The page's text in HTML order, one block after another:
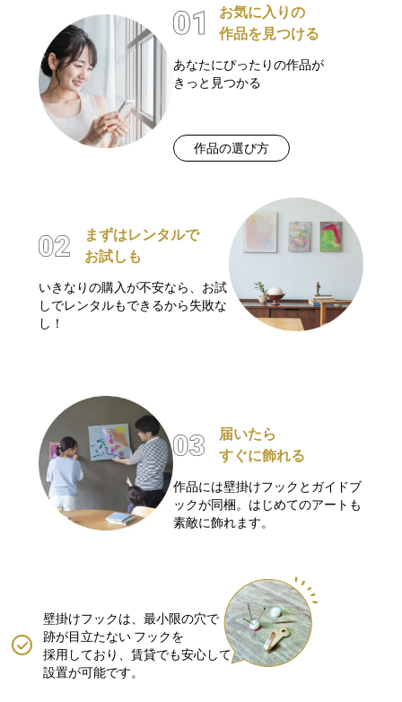
お気に入りの
作品を見つける
あなたにぴったりの作品が
きっと見つかる
作品の選び方
まずはレンタルで
お試しも
いきなりの購入が不安なら、お試
しでレンタルもできるから失敗な
し！
届いたら
すぐに飾れる
作品には壁掛けフックとガイドブ
ックが同梱。はじめてのアートも
素敵に飾れます。
壁掛けフックは、最小限の穴で
跡が目立たない フックを
採用しており、賃貸でも安心して
設置が可能です。